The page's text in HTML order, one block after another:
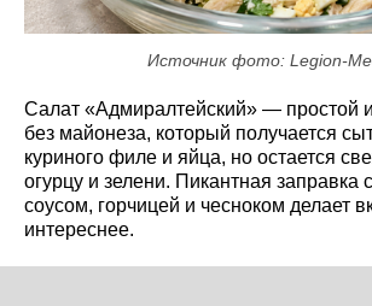
Источник фото: Legion-
Салат «Адмиралтейский» — простой и
без майонеза, который получается
куриного филе и яйца, но остается
огурцу и зелени. Пикантная заправка
соусом, горчицей и чесноком делает
интереснее.